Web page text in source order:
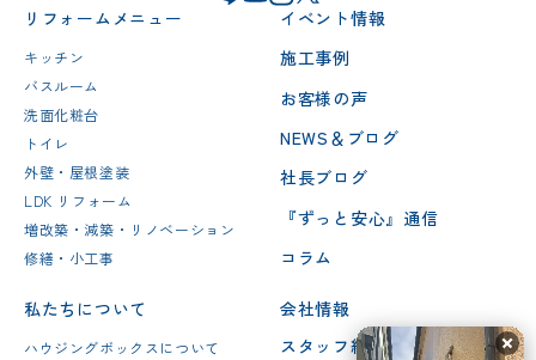
リフォームメニュー
キッチン
バスルーム
洗面化粧台
トイレ
外壁・屋根塗装
LDK リフォーム
増改築・減築・リノベーション
修繕・小工事
イベント情報
施工事例
お客様の声
NEWS＆ブログ
社長ブログ
『ずっと安心』通信
コラム
私たちについて
ハウジングボックスについて
会社情報
スタッフ紹介